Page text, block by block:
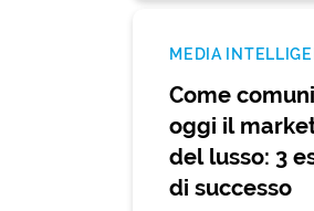
MEDIA
Come
oggi il
del lusso: 3
di successo